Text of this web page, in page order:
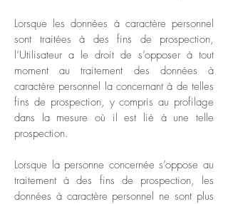
Lorsque les données à caractère personnel
sont traitées à des fins de prospection,
l’Utilisateur a le droit de s’opposer à tout
moment au traitement des données à
caractère personnel la concernant à de telles
fins de prospection, y compris au profilage
dans la mesure où il est lié à une telle
prospection.
Lorsque la personne concernée s’oppose au
traitement à des fins de prospection, les
données à caractère personnel ne sont plus